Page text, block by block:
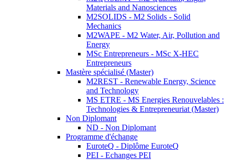
Materials and Nanosciences
M2SOLIDS - M2 Solids - Solid
Mechanics
M2WAPE - M2 Water, Air, Pollution and
Energy
MSc Entrepreneurs - MSc X-HEC
Entrepreneurs
Mastère spécialisé (Master)
M2REST - Renewable Energy, Science
and Technology
MS ETRE - MS Energies Renouvelables :
Technologies & Entrepreneuriat (Master)
Non Diplomant
ND - Non Diplomant
Programme d'échange
EuroteQ - Diplôme EuroteQ
PEI - Echanges PEI